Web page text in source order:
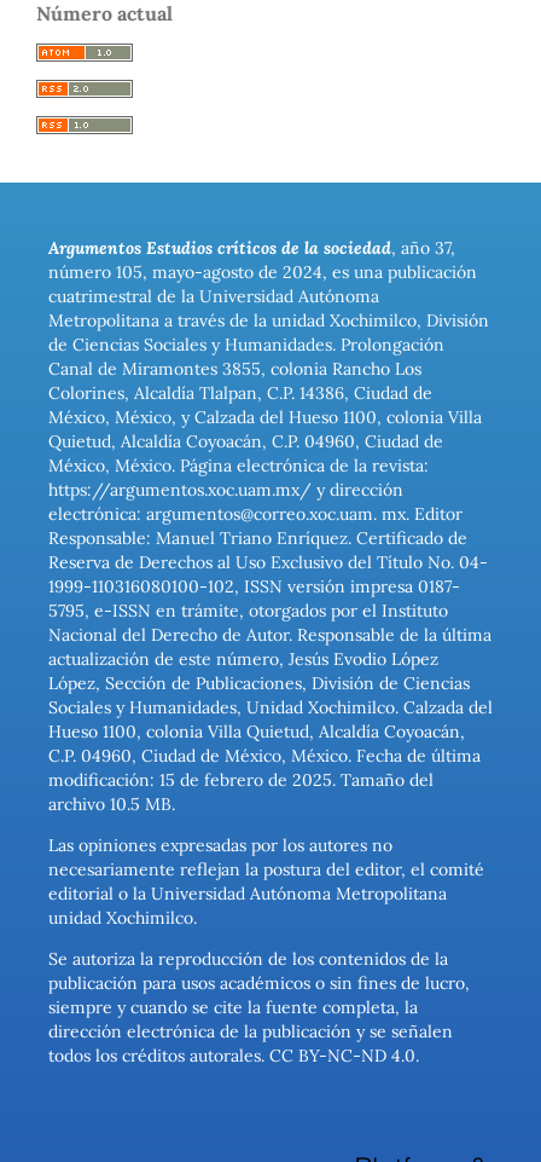
Número actual
Argumentos Estudios críticos de la sociedad, año 37,
número 105, mayo-agosto de 2024, es una publicación
cuatrimestral de la Universidad Autónoma
Metropolitana a través de la unidad Xochimilco, División
de Ciencias Sociales y Humanidades. Prolongación
Canal de Miramontes 3855, colonia Rancho Los
Colorines, Alcaldía Tlalpan, C.P. 14386, Ciudad de
México, México, y Calzada del Hueso 1100, colonia Villa
Quietud, Alcaldía Coyoacán, C.P. 04960, Ciudad de
México, México. Página electrónica de la revista:
https://argumentos.xoc.uam.mx/ y dirección
electrónica: argumentos@correo.xoc.uam. mx. Editor
Responsable: Manuel Triano Enríquez. Certificado de
Reserva de Derechos al Uso Exclusivo del Título No. 04-
1999-110316080100-102, ISSN versión impresa 0187-
5795, e-ISSN en trámite, otorgados por el Instituto
Nacional del Derecho de Autor. Responsable de la última
actualización de este número, Jesús Evodio López
López, Sección de Publicaciones, División de Ciencias
Sociales y Humanidades, Unidad Xochimilco. Calzada del
Hueso 1100, colonia Villa Quietud, Alcaldía Coyoacán,
C.P. 04960, Ciudad de México, México. Fecha de última
modificación: 15 de febrero de 2025. Tamaño del
archivo 10.5 MB.
Las opiniones expresadas por los autores no
necesariamente reflejan la postura del editor, el comité
editorial o la Universidad Autónoma Metropolitana
unidad Xochimilco.
Se autoriza la reproducción de los contenidos de la
publicación para usos académicos o sin fines de lucro,
siempre y cuando se cite la fuente completa, la
dirección electrónica de la publicación y se señalen
todos los créditos autorales. CC BY-NC-ND 4.0.